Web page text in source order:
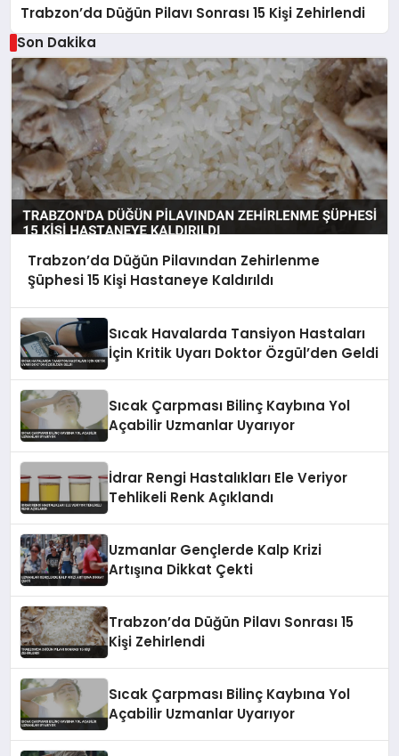
Trabzon’da Düğün Pilavı Sonrası 15 Kişi Zehirlendi
Son Dakika
Trabzon’da Düğün Pilavından Zehirlenme
Şüphesi 15 Kişi Hastaneye Kaldırıldı
Sıcak Havalarda Tansiyon Hastaları
İçin Kritik Uyarı Doktor Özgül’den Geldi
Sıcak Çarpması Bilinç Kaybına Yol
Açabilir Uzmanlar Uyarıyor
İdrar Rengi Hastalıkları Ele Veriyor
Tehlikeli Renk Açıklandı
Uzmanlar Gençlerde Kalp Krizi
Artışına Dikkat Çekti
Trabzon’da Düğün Pilavı Sonrası 15
Kişi Zehirlendi
Sıcak Çarpması Bilinç Kaybına Yol
Açabilir Uzmanlar Uyarıyor